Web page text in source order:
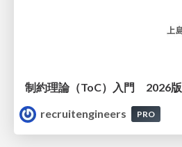
制約理論（ToC）入門 2026版
recruitengineers
PRO